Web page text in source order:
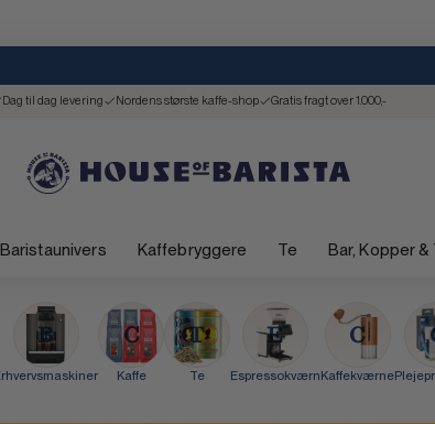
Dag til dag levering Nordens største kaffe-shop Gratis fragt over 1.000,-
Baristaunivers Kaffebryggere Te Bar, Kopper
Kaffe Te EspressokværnKaffekværne